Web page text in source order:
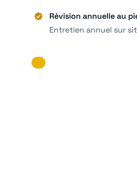
Révision annuelle au
Entretien annuel sur